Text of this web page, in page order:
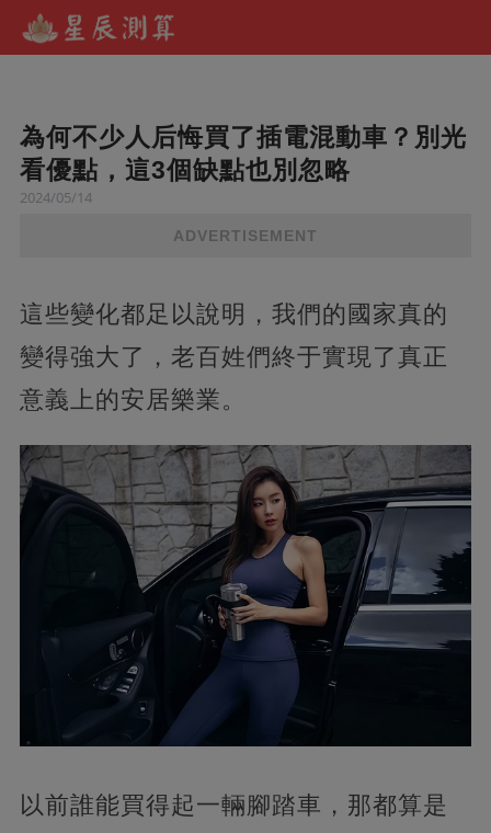
為何不少人后悔買了插電混動車？別光
看優點，這3個缺點也別忽略
2024/05/14
ADVERTISEMENT
這些變化都足以說明，我們的國家真的
變得強大了，老百姓們終于實現了真正
意義上的安居樂業。
以前誰能買得起一輛腳踏車，那都算是